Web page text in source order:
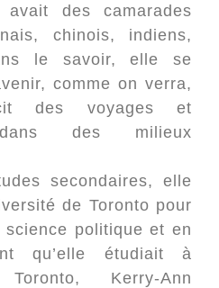
des camarades
chinois, indiens,
le savoir, elle se
comme on verra,
des voyages et
dans des milieux
secondaires, elle
de Toronto pour
politique et en
qu’elle étudiait à
Kerry-Ann